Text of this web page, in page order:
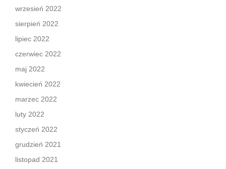
wrzesień 2022
sierpień 2022
lipiec 2022
czerwiec 2022
maj 2022
kwiecień 2022
marzec 2022
luty 2022
styczeń 2022
grudzień 2021
listopad 2021